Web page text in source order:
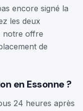
encore signé la
les deux
notre offre
de
en Essonne ?
24 heures après